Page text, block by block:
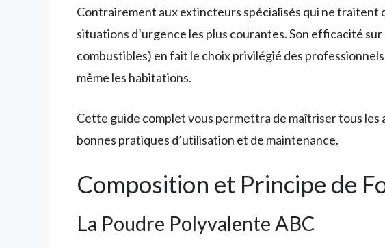
Contrairement aux extincteurs spécialisés qui ne traitent
situations d’urgence les plus courantes. Son efficacité
combustibles) en fait le choix privilégié des
même les habitations.
Cette guide complet vous permettra de maîtriser tous
bonnes pratiques d’utilisation et de maintenance.
Composition et Principe de
La Poudre Polyvalente ABC